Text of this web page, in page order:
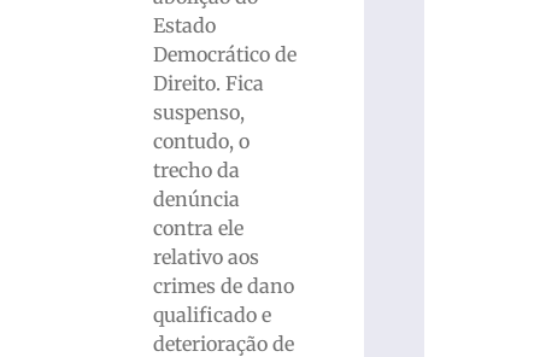
Estado
Democrático de
Direito. Fica
suspenso,
contudo, o
trecho da
denúncia
contra ele
relativo aos
crimes de dano
qualificado e
deterioração de